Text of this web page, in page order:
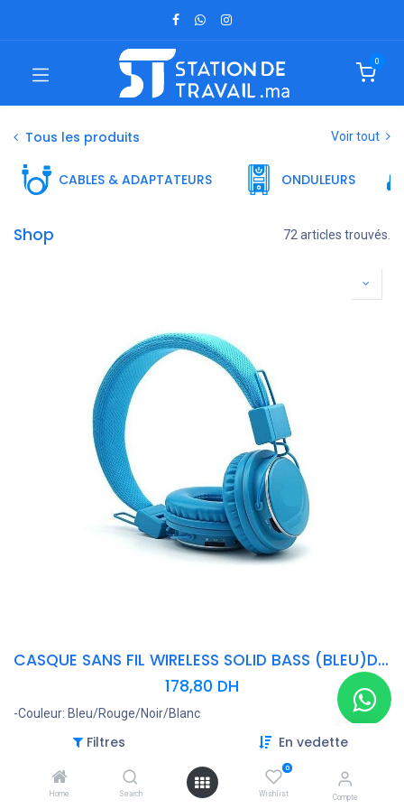
Filtres En vedette
Home Search
0
Wishlist Compte
0
Tous les produits Voir tout
CABLES & ADAPTATEURS ONDULEURS
Shop 72 articles trouvés.
CASQUE SANS FIL WIRELESS SOLID BASS (BLEU)DK182 NEW
178,80 DH
-Couleur: Bleu/Rouge/Noir/Blanc
-compatibles: sans fil Bluetooth Stéréo
-Bluetooth version: 4.2
-prendre en charge: A2DP, AVRCP